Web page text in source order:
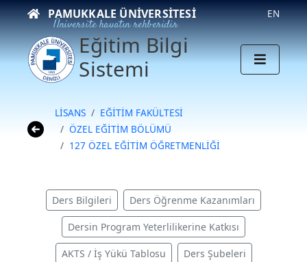
PAMUKKALE ÜNIVERSITESI
Üniversite hayatın rehberidir
EN
Eğitim Bilgi
Sistemi
LİSANS
EĞİTİM FAKÜLTESİ
ÖZEL EĞİTİM BÖLÜMÜ
127 ÖZEL EĞİTİM ÖĞRETMENLİĞİ
Ders Bilgileri Ders Öğrenme Kazanımları
Dersin Program Yeterlilikerine Katkısı
AKTS / İş Yükü Tablosu Ders Şubeleri